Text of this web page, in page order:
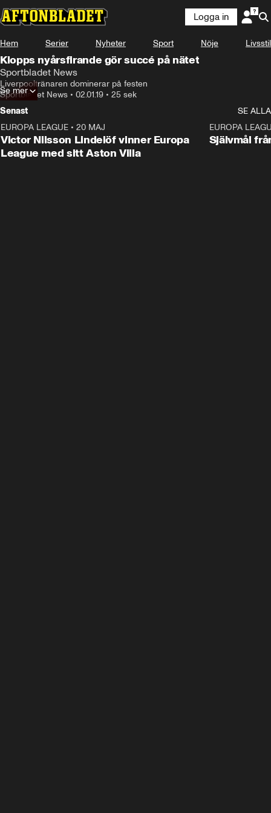
Logga in
Hem Serier Nyheter Sport Nöje Livsstil
Klopps nyårsfirande gör succé på nätet
Sportbladet News
Liverpooltränaren dominerar på festen
Sportbladet News • 02.01.19 • 25 sek
Se mer
Senast
SE ALLA
EUROPA LEAGUE • 20 MAJ
Victor Nilsson Lindelöf vinner Europa
League med sitt Aston Villa
EUROPA
Självmål